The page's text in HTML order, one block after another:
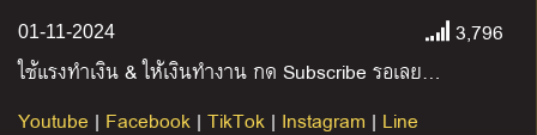
01-11-2024
3,796
ใช้แรงทำเงิน&ให้เงินทำงาน กด Subscribe รอเลย…
Youtube | Facebook | TikTok | Instagram | Line